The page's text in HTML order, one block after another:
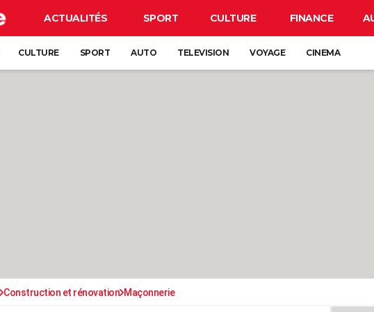
ACTUALITÉS SPORT CULTURE FINANCE
CULTURE SPORT AUTO TELEVISION VOYAGE CINEMA
Construction et rénovation Maçonnerie